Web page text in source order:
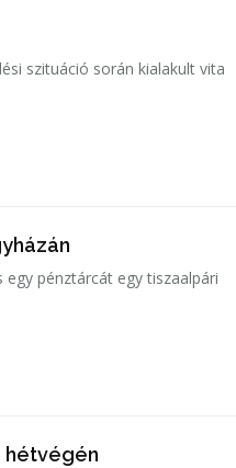
szituáció során kialakult vita
pénztárcát egy tiszaalpári
hétvégén